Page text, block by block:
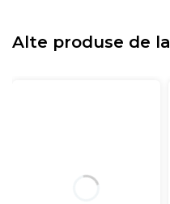
Alte produse de la